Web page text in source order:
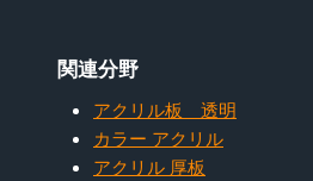
関連分野
アクリル板 透明
カラー アクリル
アクリル 厚板